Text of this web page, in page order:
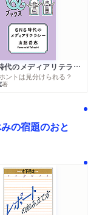
ＳＮＳ時代のメディアリテラシー
ントは見分けられる？
著
の宿題のおと